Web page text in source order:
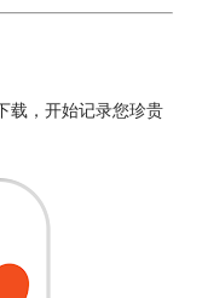
载，开始记录您珍贵